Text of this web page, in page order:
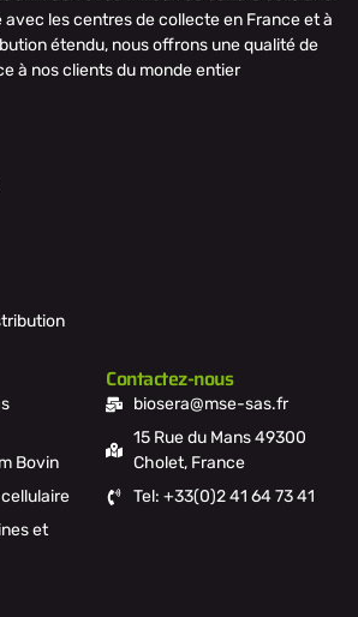
avec les centres de collecte en France et à
étendu, nous offrons une qualité de
à nos clients du monde entier
Bovin
et
Contactez-nous
biosera@mse-sas.fr
15 Rue du Mans 49300
Cholet, France
Tel: +33(0)2 41 64 73 41